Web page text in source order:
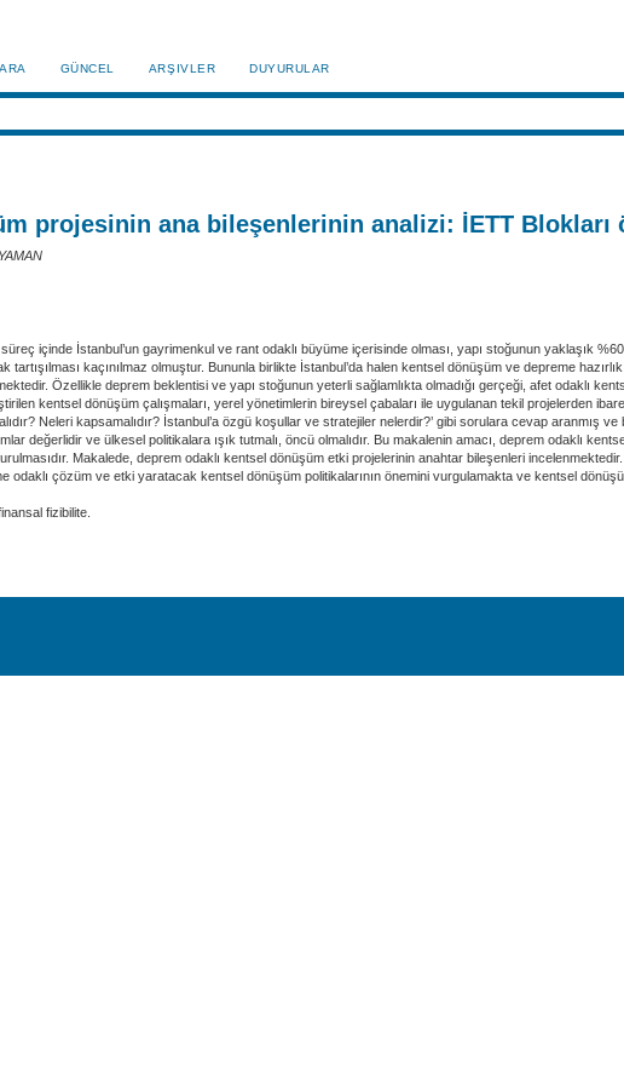
ARA GÜNCEL ARŞIVLER DUYURULAR
projesinin ana bileşenlerinin analizi: İETT Blokları
içinde İstanbul’un gayrimenkul ve rant odaklı büyüme içerisinde olması, yapı stoğunun yaklaşık
kaçınılmaz olmuştur. Bununla birlikte İstanbul’da halen kentsel dönüşüm ve depreme
Özellikle deprem beklentisi ve yapı stoğunun yeterli sağlamlıkta olmadığı gerçeği, afet odaklı
kentsel dönüşüm çalışmaları, yerel yönetimlerin bireysel çabaları ile uygulanan tekil projelerden
Neleri kapsamalıdır? İstanbul’a özgü koşullar ve stratejiler nelerdir?’ gibi sorulara cevap
değerlidir ve ülkesel politikalara ışık tutmalı, öncü olmalıdır. Bu makalenin amacı, deprem odaklı
Makalede, deprem odaklı kentsel dönüşüm etki projelerinin anahtar bileşenleri
çözüm ve etki yaratacak kentsel dönüşüm politikalarının önemini vurgulamakta ve kentsel
fizibilite.